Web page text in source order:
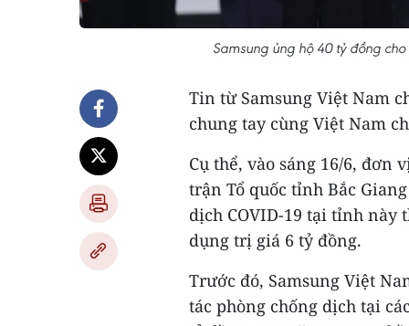
Samsung ủng hộ 40 tỷ đồng
Tin từ Samsung Việt Nam
chung tay cùng Việt Nam
Cụ thể, vào sáng 16/6, đơn
trận Tổ quốc tỉnh Bắc
dịch COVID-19 tại tỉnh này
dụng trị giá 6 tỷ đồng.
Trước đó, Samsung Việt
tác phòng chống dịch tại